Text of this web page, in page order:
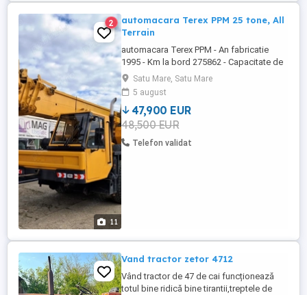
11
2
automacara Terex PPM 25 tone, All
Terrain
automacara Terex PPM - An fabricatie
1995 - Km la bord 275862 - Capacitate de
ridicare 25 tone - Tractiune 4X4, all terrain -
Lungime brat 27.4 m - Cuplul de sarcina
750 KNM - Contragreutati spate - Anvelope
bune Stare buna de functionare Pret
47900 euro + tva, factura Acceptam si
unele schim ...
Satu Mare, Satu Mare
5 august
47,900 EUR
48,500 EUR
Telefon validat
Vand tractor zetor 4712
Vând tractor de 47 de cai funcționează
totul bine ridică bine tirantii,treptele de